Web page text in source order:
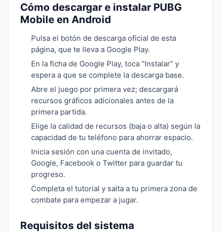
Cómo descargar e instalar PUBG
Mobile en Android
Pulsa el botón de descarga oficial de esta
página, que te lleva a Google Play.
En la ficha de Google Play, toca “Instalar” y
espera a que se complete la descarga base.
Abre el juego por primera vez; descargará
recursos gráficos adicionales antes de la
primera partida.
Elige la calidad de recursos (baja o alta) según la
capacidad de tu teléfono para ahorrar espacio.
Inicia sesión con una cuenta de invitado,
Google, Facebook o Twitter para guardar tu
progreso.
Completa el tutorial y salta a tu primera zona de
combate para empezar a jugar.
Requisitos del sistema